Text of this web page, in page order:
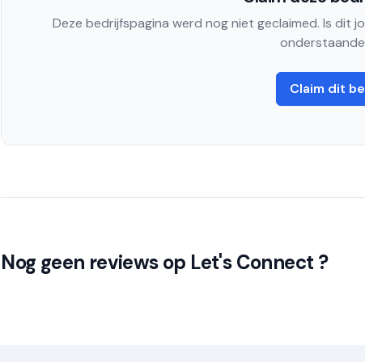
Deze bedrijfspagina werd nog niet geclaimed. Is dit
Claim dit
Nog geen reviews op Let's Connect ?